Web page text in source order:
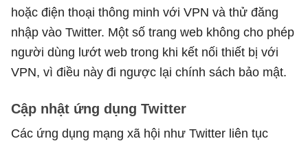
hoặc điện thoại thông minh với VPN và thử đăng
nhập vào Twitter. Một số trang web không cho phép
người dùng lướt web trong khi kết nối thiết bị với
VPN, vì điều này đi ngược lại chính sách bảo mật.
Cập nhật ứng dụng Twitter
Các ứng dụng mạng xã hội như Twitter liên tục